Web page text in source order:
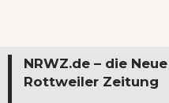
NRWZ.de – die Neue
Rottweiler Zeitung